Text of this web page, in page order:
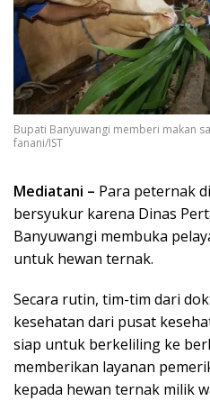
Bupati Banyuwangi memberi makan
fanani/IST
Mediatani – Para peternak
bersyukur karena Dinas
Banyuwangi membuka
untuk hewan ternak.
Secara rutin, tim-tim dari
kesehatan dari pusat
siap untuk berkeliling ke
memberikan layanan
kepada hewan ternak milik